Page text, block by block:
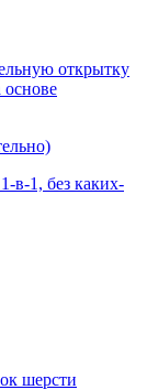
открытку
в-1, без каких-
шерсти